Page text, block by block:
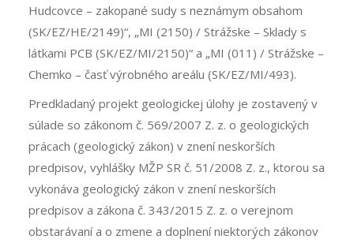
Hudcovce – zakopané sudy s neznámym obsahom
(SK/EZ/HE/2149)“, „MI (2150) / Strážske – Sklady s
látkami PCB (SK/EZ/MI/2150)“ a „MI (011) / Strážske –
Chemko – časť výrobného areálu (SK/EZ/MI/493).
Predkladaný projekt geologickej úlohy je zostavený v
súlade so zákonom č. 569/2007 Z. z. o geologických
prácach (geologický zákon) v znení neskorších
predpisov, vyhlášky MŽP SR č. 51/2008 Z. z., ktorou sa
vykonáva geologický zákon v znení neskorších
predpisov a zákona č. 343/2015 Z. z. o verejnom
obstarávaní a o zmene a doplnení niektorých zákonov